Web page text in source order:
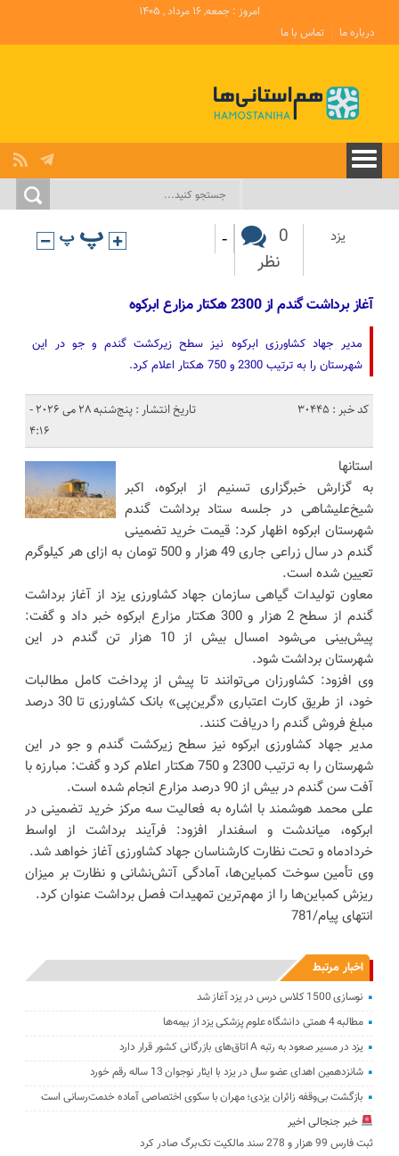
امروز : جمعه, ۱۶ مرداد , ۱۴۰۵
درباره ما
تماس با ما
یزد
0
نظر
-
آغاز برداشت گندم از 2300 هکتار مزارع ابرکوه
مدیر جهاد کشاورزی ابرکوه نیز سطح زیرکشت گندم و جو در این
شهرستان را به ترتیب 2300 و 750 هکتار اعلام کرد.
کد خبر : 30445
تاریخ انتشار : پنج‌شنبه 28 می 2026 -
4:16
استانها
به گزارش خبرگزاری تسنیم از ابرکوه، اکبر
شیخ‌علیشاهی در جلسه ستاد برداشت گندم
شهرستان ابرکوه اظهار کرد: قیمت خرید تضمینی
گندم در سال زراعی جاری 49 هزار و 500 تومان به ازای هر کیلوگرم
تعیین شده است.
معاون تولیدات گیاهی سازمان جهاد کشاورزی یزد از آغاز برداشت
گندم از سطح 2 هزار و 300 هکتار مزارع ابرکوه خبر داد و گفت:
پیش‌بینی می‌شود امسال بیش از 10 هزار تن گندم در این
شهرستان برداشت شود.
وی افزود: کشاورزان می‌توانند تا پیش از پرداخت کامل مطالبات
خود، از طریق کارت اعتباری «گرین‌پی» بانک کشاورزی تا 30 درصد
مبلغ فروش گندم را دریافت کنند.
مدیر جهاد کشاورزی ابرکوه نیز سطح زیرکشت گندم و جو در این
شهرستان را به ترتیب 2300 و 750 هکتار اعلام کرد و گفت: مبارزه با
آفت سن گندم در بیش از 90 درصد مزارع انجام شده است.
علی محمد هوشمند با اشاره به فعالیت سه مرکز خرید تضمینی در
ابرکوه، میاندشت و اسفندار افزود: فرآیند برداشت از اواسط
خردادماه و تحت نظارت کارشناسان جهاد کشاورزی آغاز خواهد شد.
وی تأمین سوخت کمباین‌ها، آمادگی آتش‌نشانی و نظارت بر میزان
ریزش کمباین‌ها را از مهم‌ترین تمهیدات فصل برداشت عنوان کرد.
انتهای پیام/781
اخبار مرتبط
نوسازی 1500 کلاس درس در یزد آغاز شد
مطالبه 4 همتی دانشگاه علوم پزشکی یزد از بیمه‌ها
یزد در مسیر صعود به رتبه A اتاق‌های بازرگانی کشور قرار دارد
شانزدهمین اهدای عضو سال در یزد با ایثار نوجوان 13 ساله رقم خورد
بازگشت بی‌وقفه زائران یزدی؛ مهران با سکوی اختصاصی آماده خدمت‌رسانی است
خبر جنجالی اخیر
ثبت فارس 99 هزار و 278 سند مالکیت تک‌برگ صادر کرد